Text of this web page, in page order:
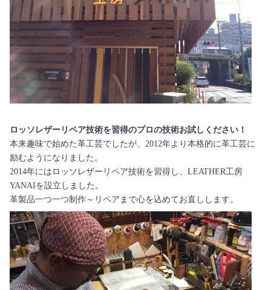
ロッソレザーリペア技術を習得のプロの技術お試しください！
本来趣味で始めた革工芸でしたが、2012年より本格的に革工芸に
励むようになりました。
2014年にはロッソレザーリペア技術を習得し、LEATHER工房
YANAIを設立しました。
革製品一つ一つ制作～リペアまで心を込めてお直しします。